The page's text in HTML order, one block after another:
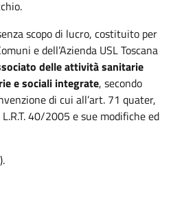
scopo di lucro, costituito per
e dell’Azienda USL Toscana
delle attività sanitarie
e sociali integrate, secondo
di cui all’art. 71 quater,
40/2005 e sue modifiche ed
).